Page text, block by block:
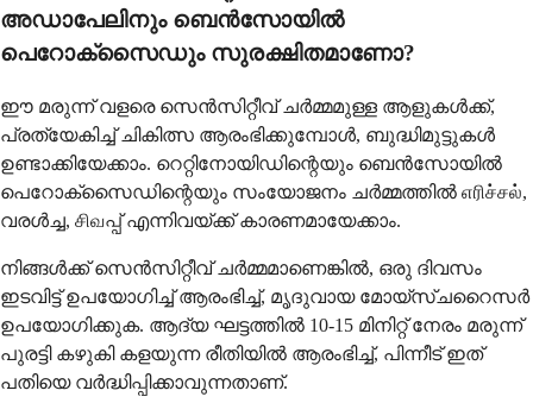
അഡാപേലിനും ബെൻസോയിൽ
പെറോക്സൈഡും സുരക്ഷിതമാണോ?
ഈ മരുന്ന് വളരെ സെൻസിറ്റീവ് ചർമ്മമുള്ള ആളുകൾക്ക്,
പ്രത്യേകിച്ച് ചികിത്സ ആരംഭിക്കുമ്പോൾ, ബുദ്ധിമുട്ടുകൾ
ഉണ്ടാക്കിയേക്കാം. റെറ്റിനോയിഡിന്റെയും ബെൻസോയിൽ
പെറോക്സൈഡിന്റെയും സംയോജനം ചർമ്മത്തിൽ எரிச்சல்,
വരൾച്ച, சிவപ്പ് എന്നിവയ്ക്ക് കാരണമായേക്കാം.
നിങ്ങൾക്ക് സെൻസിറ്റീവ് ചർമ്മമാണെങ്കിൽ, ഒരു ദിവസം
ഇടവിട്ട് ഉപയോഗിച്ച് ആരംഭിച്ച്, മൃദുവായ മോയ്സ്ചറൈസർ
ഉപയോഗിക്കുക. ആദ്യ ഘട്ടത്തിൽ 10-15 മിനിറ്റ് നേരം മരുന്ന്
പുരട്ടി കഴുകി കളയുന്ന രീതിയിൽ ആരംഭിച്ച്, പിന്നീട് ഇത്
പതിയെ വർദ്ധിപ്പിക്കാവുന്നതാണ്.